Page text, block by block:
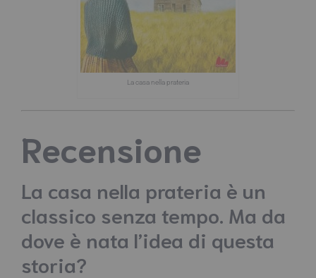
La casa nella prateria
Recensione
La casa nella prateria è un
classico senza tempo. Ma da
dove è nata l’idea di questa
storia?